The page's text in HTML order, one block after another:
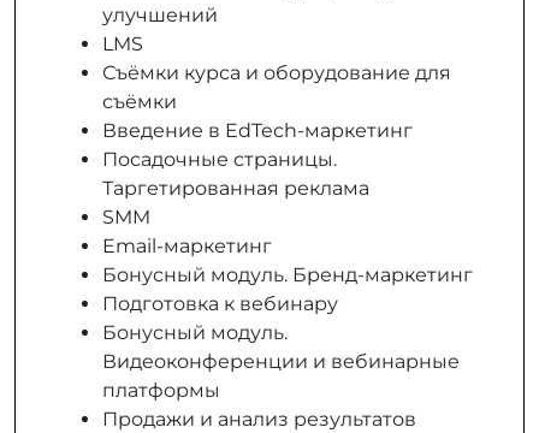
улучшений
LMS
Съёмки курса и оборудование для
съёмки
Введение в EdTech-маркетинг
Посадочные страницы.
Таргетированная реклама
SMM
Email-маркетинг
Бонусный модуль. Бренд-маркетинг
Подготовка к вебинару
Бонусный модуль.
Видеоконференции и вебинарные
платформы
Продажи и анализ результатов